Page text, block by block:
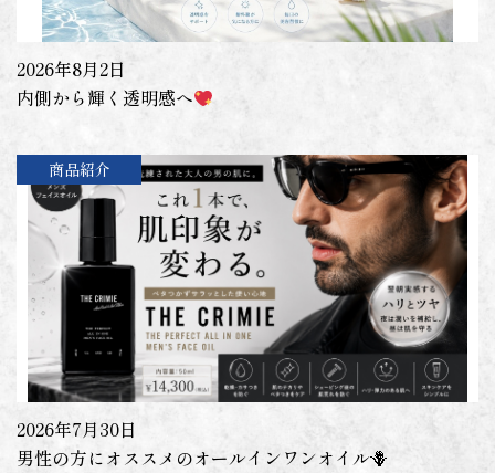
2026年8月2日
内側から輝く透明感へ
商品紹介
2026年7月30日
男性の方にオススメのオールインワンオイル🪻